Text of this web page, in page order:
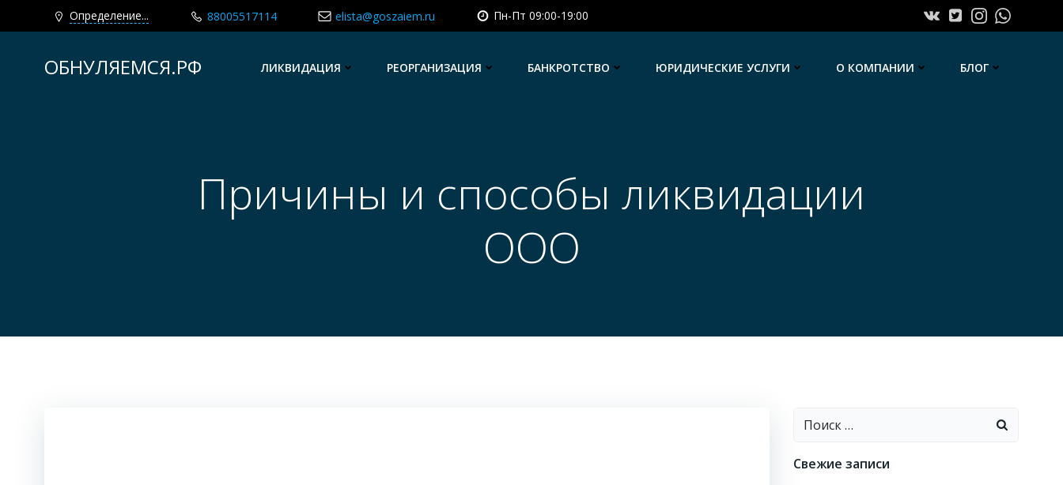
Определение... 88005517114 elista@goszaiem.ru Пн-Пт 09:00-19:00
содержимомуОБНУЛЯЕМСЯ.РФ ЛИКВИДАЦИЯ РЕОРГАНИЗАЦИЯ БАНКРОТСТВО ЮРИДИЧЕСКИЕ УСЛУГИ О КОМПАНИИ БЛОГ
Причины и способы ликвидации
ООО
Найти:
Свежие записи